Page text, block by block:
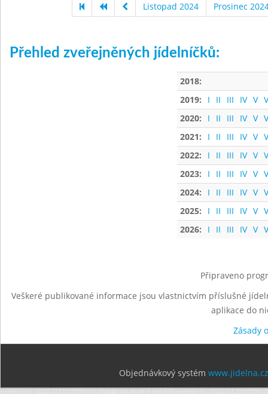
Listopad 2024 Prosinec
Přehled zveřejněných jídelníčků:
2018:
2019:
I II III IV V
2020:
I II III IV V
2021:
I II III IV V
2022:
I II III IV V
2023:
I II III IV V
2024:
I II III IV V
2025:
I II III IV V
2026:
I II III IV V
Připraveno
Veškeré publikované informace jsou vlastnictvím příslušné
aplikace do
Zásady
Objednávkový systém www.jidelna.cz